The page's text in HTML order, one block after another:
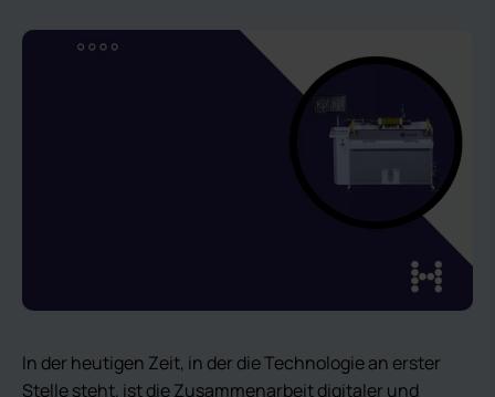
In der heutigen Zeit, in der die Technologie an erster
Stelle steht, ist die Zusammenarbeit digitaler und